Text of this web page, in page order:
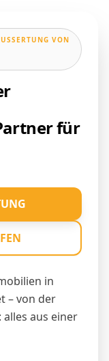
VON I
für
in
– von der
aus einer